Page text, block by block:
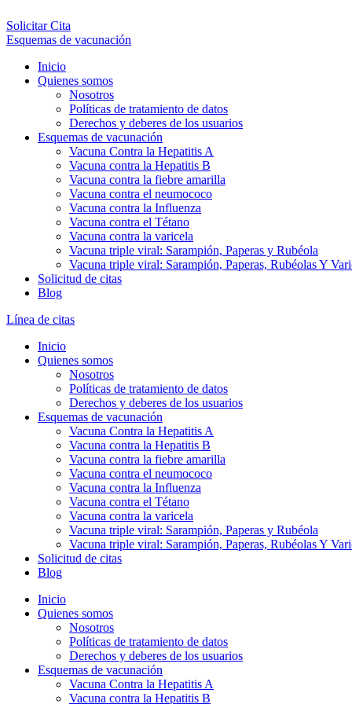
Solicitar Cita
Esquemas de vacunación
Inicio
Quienes somos
Nosotros
Políticas de tratamiento de datos
Derechos y deberes de los usuarios
Esquemas de vacunación
Vacuna Contra la Hepatitis A
Vacuna contra la Hepatitis B
Vacuna contra la fiebre amarilla
Vacuna contra el neumococo
Vacuna contra la Influenza
Vacuna contra el Tétano
Vacuna contra la varicela
Vacuna triple viral: Sarampión, Paperas y Rubéola
Vacuna triple viral: Sarampión, Paperas, Rubéolas Y
Solicitud de citas
Blog
Línea de citas
Inicio
Quienes somos
Nosotros
Políticas de tratamiento de datos
Derechos y deberes de los usuarios
Esquemas de vacunación
Vacuna Contra la Hepatitis A
Vacuna contra la Hepatitis B
Vacuna contra la fiebre amarilla
Vacuna contra el neumococo
Vacuna contra la Influenza
Vacuna contra el Tétano
Vacuna contra la varicela
Vacuna triple viral: Sarampión, Paperas y Rubéola
Vacuna triple viral: Sarampión, Paperas, Rubéolas Y
Solicitud de citas
Blog
Inicio
Quienes somos
Nosotros
Políticas de tratamiento de datos
Derechos y deberes de los usuarios
Esquemas de vacunación
Vacuna Contra la Hepatitis A
Vacuna contra la Hepatitis B